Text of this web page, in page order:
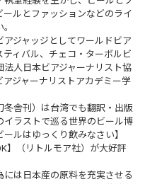
ルとファッションなどのライ
ジャッジとしてワールドビア
ィバル、チェコ・ターボルビ
人日本ビアジャーナリスト協
ジャーナリストアカデミー学
舎刊）は台湾でも翻訳・出版
ラストで巡る世界のビール博
ルはゆっくり飲みなさい】
】（リトルモア社）が大好評
には日本産の原料を充実させる